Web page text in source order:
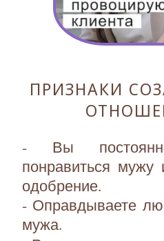
ПРИЗНАКИ
- Вы
понравиться мужу
одобрение.
- Оправдываете
мужа.